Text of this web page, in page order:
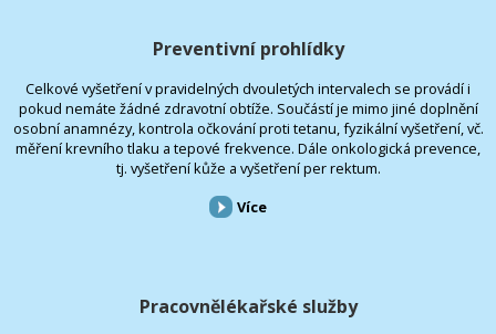
Preventivní prohlídky
Celkové vyšetření v pravidelných dvouletých intervalech se provádí i
pokud nemáte žádné zdravotní obtíže. Součástí je mimo jiné doplnění
osobní anamnézy, kontrola očkování proti tetanu, fyzikální vyšetření, vč.
měření krevního tlaku a tepové frekvence. Dále onkologická prevence,
tj. vyšetření kůže a vyšetření per rektum.
Více
Pracovnělékařské služby